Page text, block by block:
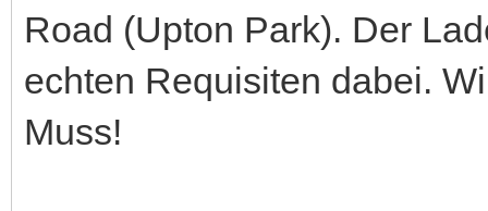
Road (Upton Park). Der
echten Requisiten dabei.
Muss!